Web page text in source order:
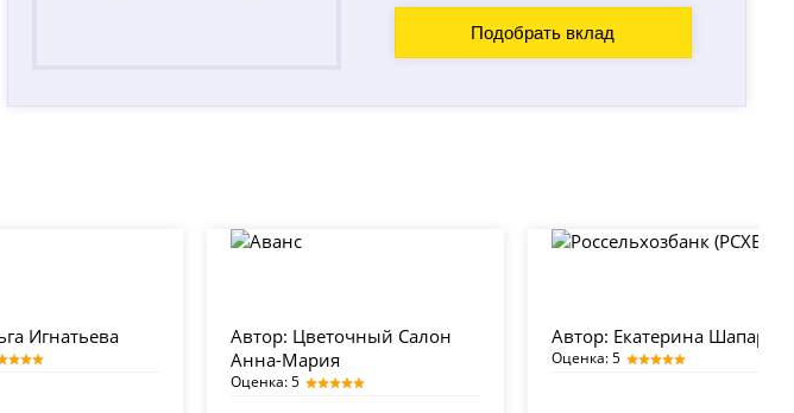
Игнатьева Автор: Цветочный Салон
Анна-Мария
Оценка: 5
Автор: Екатерина Шапарь
Оценка: 5